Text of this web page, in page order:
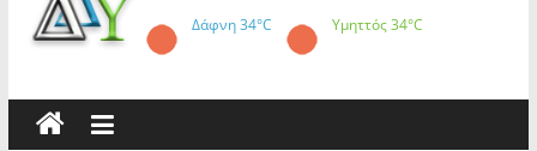
Δάφνη34°C Υμηττός34°C